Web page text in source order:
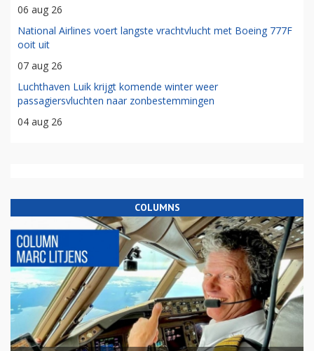
06 aug 26
National Airlines voert langste vrachtvlucht met Boeing 777F
ooit uit
07 aug 26
Luchthaven Luik krijgt komende winter weer
passagiersvluchten naar zonbestemmingen
04 aug 26
COLUMNS